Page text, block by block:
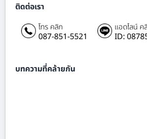
ติดต่อเรา
โทร คลิก
087-851-5521
แอดไลน์ ค
ID:
บทความที่คล้ายกัน